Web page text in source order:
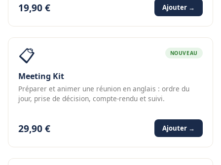
19,90 € Ajouter →
📋 NOUVEAU
Meeting Kit
Préparer et animer une réunion en anglais : ordre du
jour, prise de décision, compte-rendu et suivi.
29,90 € Ajouter →